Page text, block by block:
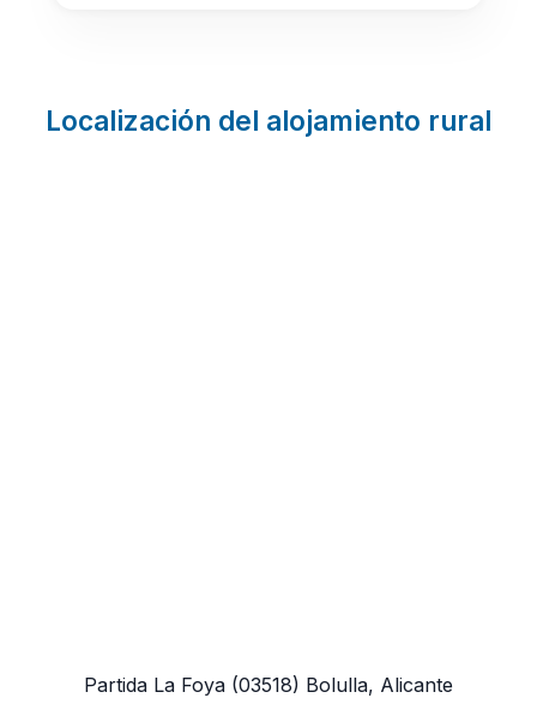
Localización del alojamiento rural
Partida La Foya (03518) Bolulla, Alicante